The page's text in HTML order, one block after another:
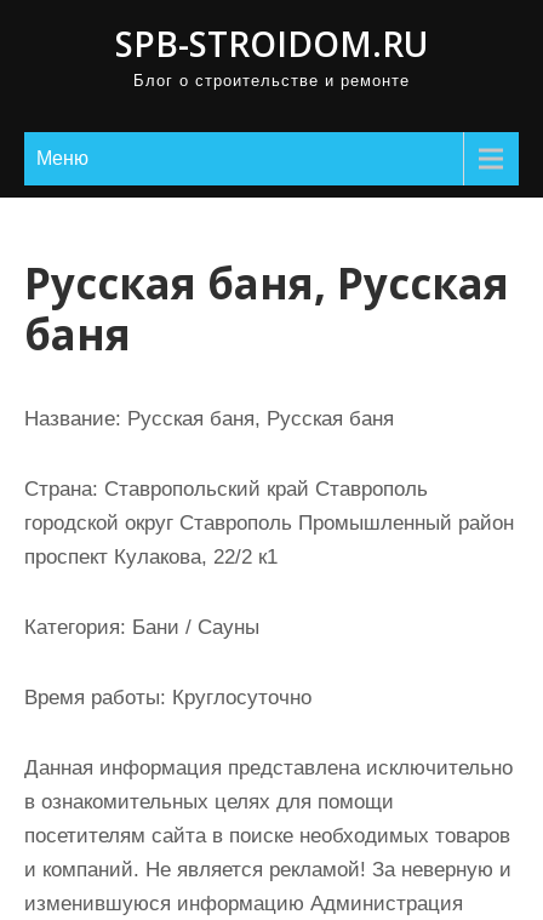
SPB-STROIDOM.RU
Блог о строительстве и ремонте
Меню
Русская баня, Русская
баня
Название: Русская баня, Русская баня
Страна: Ставропольский край Ставрополь
городской округ Ставрополь Промышленный район
проспект Кулакова, 22/2 к1
Категория: Бани / Сауны
Время работы: Круглосуточно
Данная информация представлена исключительно
в ознакомительных целях для помощи
посетителям сайта в поиске необходимых товаров
и компаний. Не является рекламой! За неверную и
изменившуюся информацию Администрация